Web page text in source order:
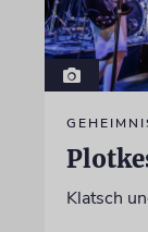
Klatsch